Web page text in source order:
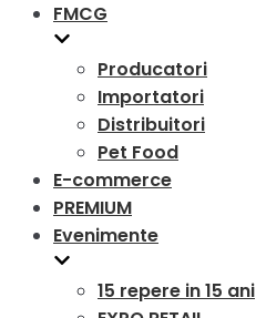
FMCG
Producatori
Importatori
Distribuitori
Pet Food
E-commerce
PREMIUM
Evenimente
15 repere in 15 ani